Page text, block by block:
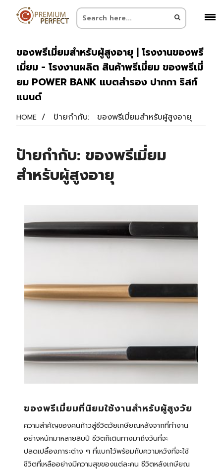
ของพรีเมี่ยมสำหรับผู้สูงอายุ | โรงงานของพรี
เมี่ยม - โรงงานผลิต สินค้าพรีเมี่ยม ของพรีเมี่
ยม POWER BANK แบตสำรอง ปากกา ริสท์
แบนด์
HOME / ป้ายกำกับ: ของพรีเมี่ยมสำหรับผู้สูงอายุ
ป้ายกำกับ: ของพรีเมี่ยม
สำหรับผู้สูงอายุ
ของพรีเมี่ยมที่นิยมใช้งานสำหรับผู้สูงวัย
ความสำคัญของคนก้าวสู่ชีวิตวัยเกษียณหลังจากที่ทำงาน
อย่างหนักมาหลายสิบปี ชีวิตก็เดินทางมาถึงวันที่จะ
ปลดเปลื้องภาระต่าง ๆ ที่แบกไว้พร้อมกับความหวังที่จะใช้
ชีวิตที่เหลืออย่างมีความสุขของแต่ละคน ชีวิตหลังเกษียณ